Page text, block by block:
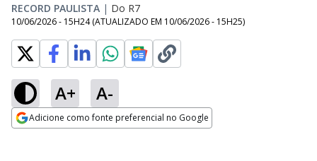
RECORD PAULISTA | Do R7
10/06/2026 - 15H24 (ATUALIZADO EM 10/06/2026 - 15H25)
A+ A-
Adicione como fonte preferencial no Google